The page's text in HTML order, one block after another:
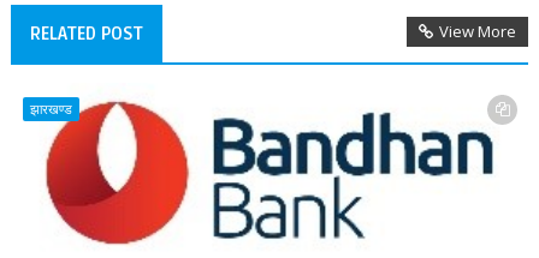
RELATED POST View More
झारखण्ड